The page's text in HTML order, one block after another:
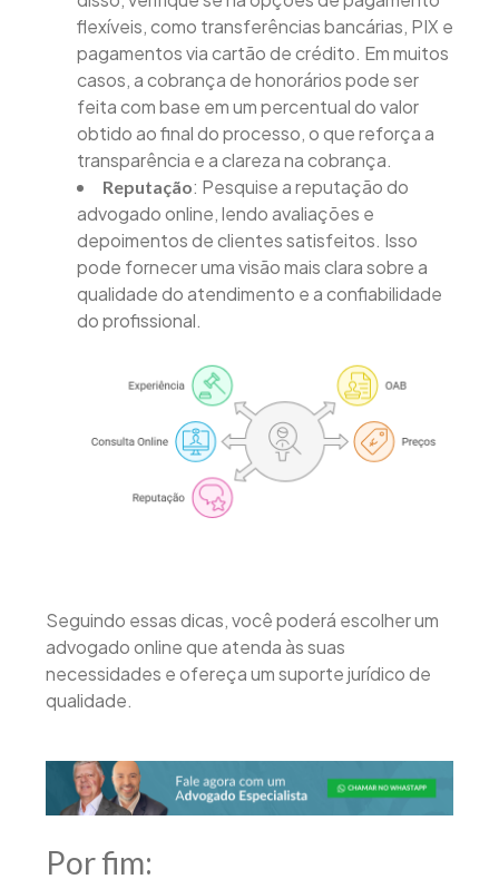
flexíveis, como transferências bancárias, PIX e
pagamentos via cartão de crédito. Em muitos
casos, a cobrança de honorários pode ser
feita com base em um percentual do valor
obtido ao final do processo, o que reforça a
transparência e a clareza na cobrança.
Reputação: Pesquise a reputação do
advogado online, lendo avaliações e
depoimentos de clientes satisfeitos. Isso
pode fornecer uma visão mais clara sobre a
qualidade do atendimento e a confiabilidade
do profissional.
Seguindo essas dicas, você poderá escolher um
advogado online que atenda às suas
necessidades e ofereça um suporte jurídico de
qualidade.
Por fim: